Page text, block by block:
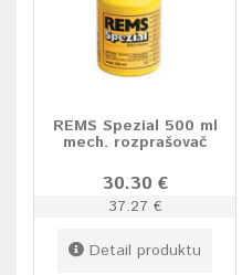
REMS Spezial 500 ml
mech. rozprašovač
30.30 €
37.27 €
Detail produktu